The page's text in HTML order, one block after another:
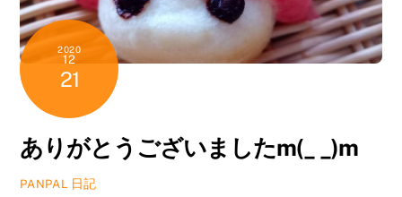
2020
12
21
ありがとうございましたm(_ _)m
PANPAL 日記